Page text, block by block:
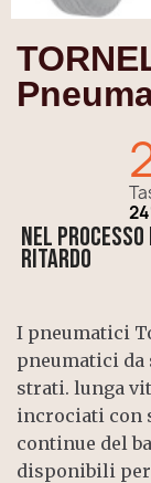
Nel
ritardo
I pneumatici
pneumatici da
strati. lunga
incrociati con
continue del
disponibili per